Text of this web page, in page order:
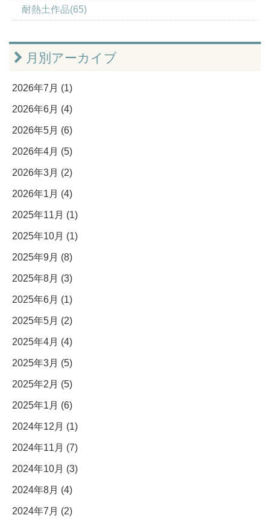
耐熱土作品(65)
月別アーカイブ
2026年7月 (1)
2026年6月 (4)
2026年5月 (6)
2026年4月 (5)
2026年3月 (2)
2026年1月 (4)
2025年11月 (1)
2025年10月 (1)
2025年9月 (8)
2025年8月 (3)
2025年6月 (1)
2025年5月 (2)
2025年4月 (4)
2025年3月 (5)
2025年2月 (5)
2025年1月 (6)
2024年12月 (1)
2024年11月 (7)
2024年10月 (3)
2024年8月 (4)
2024年7月 (2)